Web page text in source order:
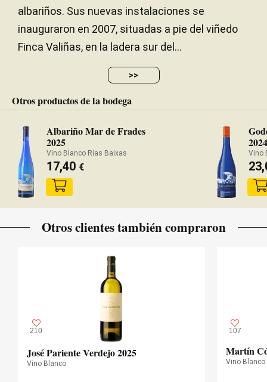
albariños. Sus nuevas instalaciones se
inauguraron en 2007, situadas a pie del viñedo
Finca Valiñas, en la ladera sur del...
>>
Otros productos de la bodega
Albariño Mar de Frades
2025
Vino Blanco Rías Baixas
17,40 €
2024
Vino
Otros clientes también compraron
210
José Pariente Verdejo 2025
Vino Blanco
107
Martín
Vino Blanco